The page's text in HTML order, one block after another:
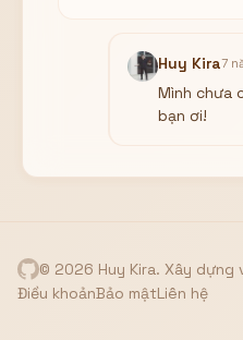
Huy Kira7
Mình chưa
bạn ơi!
© 2026 Huy Kira. Xây dựng
Điều khoảnBảo mậtLiên hệ